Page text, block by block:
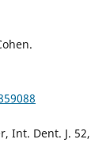
Int. Dent. J. 52,